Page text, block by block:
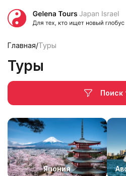
Главная/Туры
Туры
Поиск
Япония